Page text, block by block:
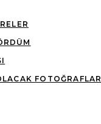
FOTOĞRAFLAR